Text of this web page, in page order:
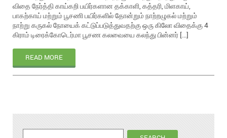
விதை நேர்த்தி காய்கறி பயிர்களான தக்காளி, கத்தரி, மிளகாய்,
பாகற்காய் மற்றும் பூசணி பயிர்களில் தோன்றும் நாற்றழுகல் மற்றும்
நாற்று கருகல் நோயைக் கட்டுப்படுத்துவதற்கு ஒரு கிலோ விதைக்கு 4
கிராம் டிரைக்கோடெர்மா பூசண கலவையை கலந்து பின்னர் […]
READ MORE